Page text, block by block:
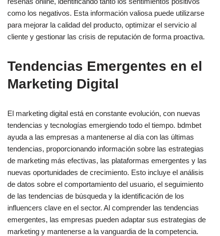
como los negativos. Esta información valiosa puede utilizarse
para mejorar la calidad del producto, optimizar el servicio al
cliente y gestionar las crisis de reputación de forma proactiva.
Tendencias Emergentes en el
Marketing Digital
El marketing digital está en constante evolución, con nuevas
tendencias y tecnologías emergiendo todo el tiempo. bdmbet
ayuda a las empresas a mantenerse al día con las últimas
tendencias, proporcionando información sobre las estrategias
de marketing más efectivas, las plataformas emergentes y las
nuevas oportunidades de crecimiento. Esto incluye el análisis
de datos sobre el comportamiento del usuario, el seguimiento
de las tendencias de búsqueda y la identificación de los
influencers clave en el sector. Al comprender las tendencias
emergentes, las empresas pueden adaptar sus estrategias de
marketing y mantenerse a la vanguardia de la competencia.